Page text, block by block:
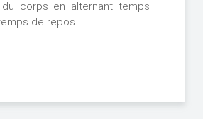
du corps en alternant temps
de repos.